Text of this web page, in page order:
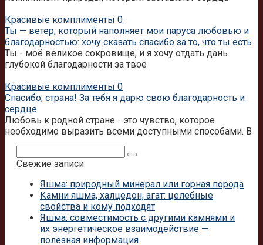
Красивые комплименты 0
Ты — ветер, который наполняет мои паруса любовью и
благодарностью: хочу сказать спасибо за то, что ты есть
Ты - моё великое сокровище, и я хочу отдать дань
глубокой благодарности за твоё
Красивые комплименты 0
Спасибо, страна! За тебя я дарю свою благодарность и
сердце
Любовь к родной стране - это чувство, которое
необходимо выразить всеми доступными способами. В
Свежие записи
Яшма: природный минерал или горная порода
Камни яшма, халцедон, агат: целебные
свойства и кому подходят
Яшма: совместимость с другими камнями и
их энергетическое взаимодействие —
полезная информация